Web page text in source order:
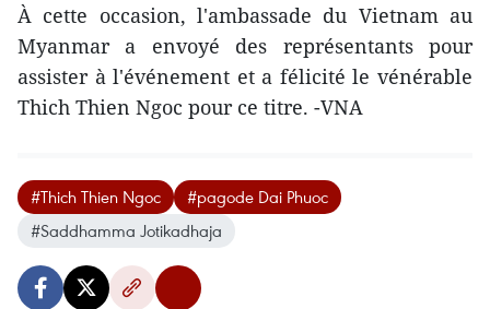
À cette occasion, l'ambassade du Vietnam au
Myanmar a envoyé des représentants pour
assister à l'événement et a félicité le vénérable
Thich Thien Ngoc pour ce titre. -VNA
#Thich Thien Ngoc
#pagode Dai Phuoc
#Saddhamma Jotikadhaja